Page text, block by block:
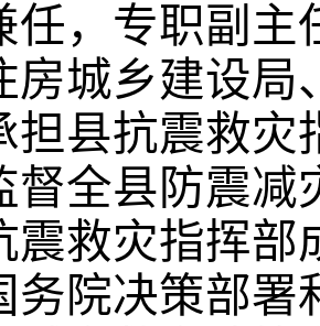
任，专职副主
房城乡建设
担县抗震救灾
督全县防震减
震救灾指挥部
务院决策部署